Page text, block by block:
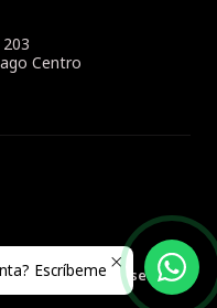
Centro
por Jumpseller.
Escríbeme